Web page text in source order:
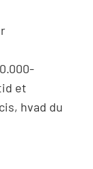
et
hvad du